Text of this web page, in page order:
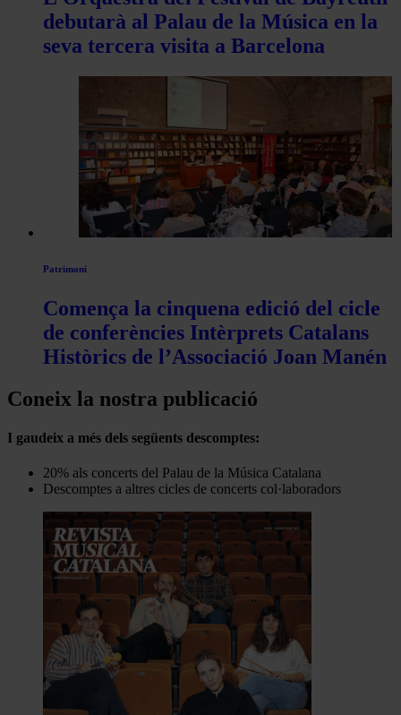
debutarà al Palau de la Música en la
seva tercera visita a Barcelona
Patrimoni
Comença la cinquena edició del cicle
de conferències Intèrprets Catalans
Històrics de l’Associació Joan Manén
Coneix la nostra publicació
I gaudeix a més dels següents descomptes:
20% als concerts del Palau de la Música Catalana
Descomptes a altres cicles de concerts col·laboradors